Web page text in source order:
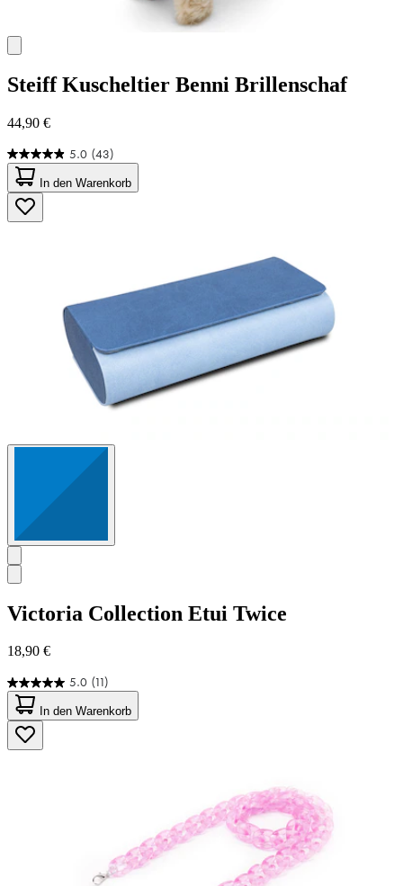
Steiff Kuscheltier Benni Brillenschaf
44,90 €
5.0 (43)
5.0
von
5
Sternen.
43
In den Warenkorb
Victoria Collection Etui Twice
18,90 €
5.0 (11)
5.0
von
5
Sternen.
11
In den Warenkorb